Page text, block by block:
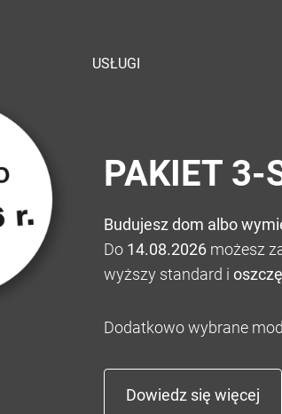
USŁUGI
PAKIET 3-
Budujesz dom albo
Do 14.08.2026 możesz
wyższy standard i
Dodatkowo wybrane